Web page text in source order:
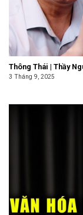
Thông Thái | Thầy
3 Tháng 9, 2025